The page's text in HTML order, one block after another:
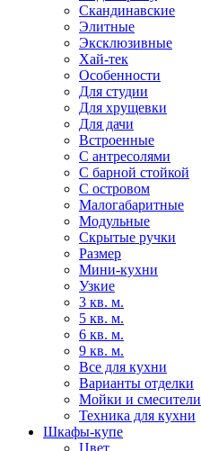
Скандинавские
Элитные
Эксклюзивные
Хай-тек
Особенности
Для студии
Для хрущевки
Для дачи
Встроенные
С антресолями
С барной стойкой
С островом
Малогабаритные
Модульные
Скрытые ручки
Размер
Мини-кухни
Узкие
3 кв. м.
5 кв. м.
6 кв. м.
9 кв. м.
Все для кухни
Варианты отделки
Мойки и смесители
Техника для кухни
Шкафы-купе
Цвет